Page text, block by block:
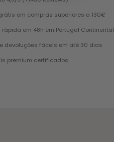
em compras superiores a 130€
rápida em 48h em Portugal Continental
devoluções fáceis em até 30 dias
premium certificados